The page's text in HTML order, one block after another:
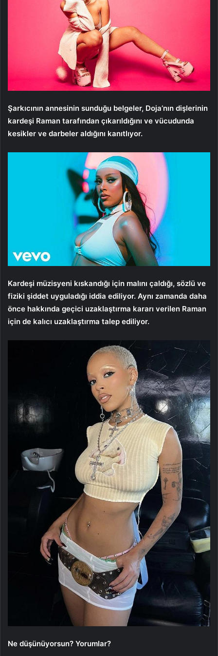
Şarkıcının annesinin sunduğu belgeler, Doja’nın dişlerinin
kardeşi Raman tarafından çıkarıldığını ve vücudunda
kesikler ve darbeler aldığını kanıtlıyor.
Kardeşi müzisyeni kıskandığı için malını çaldığı, sözlü ve
fiziki şiddet uyguladığı iddia ediliyor. Aynı zamanda daha
önce hakkında geçici uzaklaştırma kararı verilen Raman
için de kalıcı uzaklaştırma talep ediliyor.
Ne düşünüyorsun? Yorumlar?